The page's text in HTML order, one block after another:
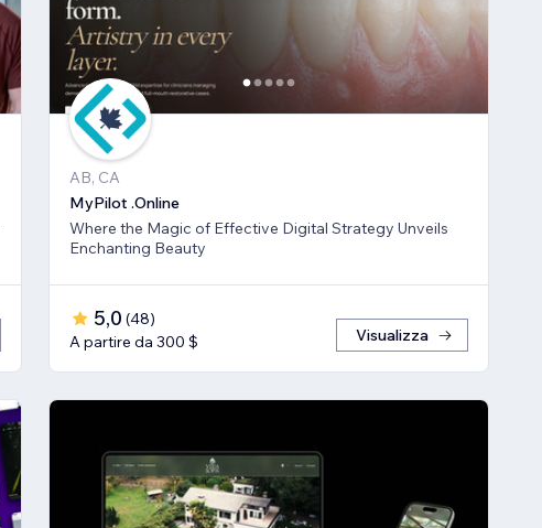
AB, CA
MyPilot .Online
Where the Magic of Effective Digital Strategy Unveils
Enchanting Beauty
5,0 (48)
A partire da 300 $
Visualizza